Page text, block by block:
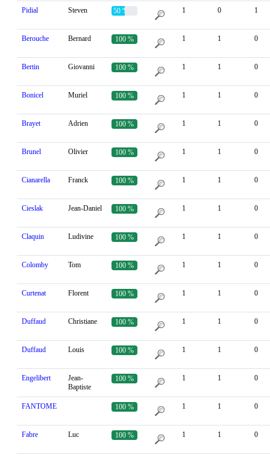
Pidial Steven 50 % 1 0 1
Berouche Bernard 100 % 1 1 0
Bertin Giovanni 100 % 1 1 0
Bonicel Muriel 100 % 1 1 0
Brayet Adrien 100 % 1 1 0
Brunel Olivier 100 % 1 1 0
Cianarella Franck 100 % 1 1 0
Cieslak Jean-Daniel 100 % 1 1 0
Claquin Ludivine 100 % 1 1 0
Colomby Tom 100 % 1 1 0
Curtenat Florent 100 % 1 1 0
Duffaud Christiane 100 % 1 1 0
Duffaud Louis 100 % 1 1 0
Engelibert
Jean-
Baptiste
100 % 1 1 0
FANTOME 100 % 1 1 0
Fabre Luc 100 % 1 1 0